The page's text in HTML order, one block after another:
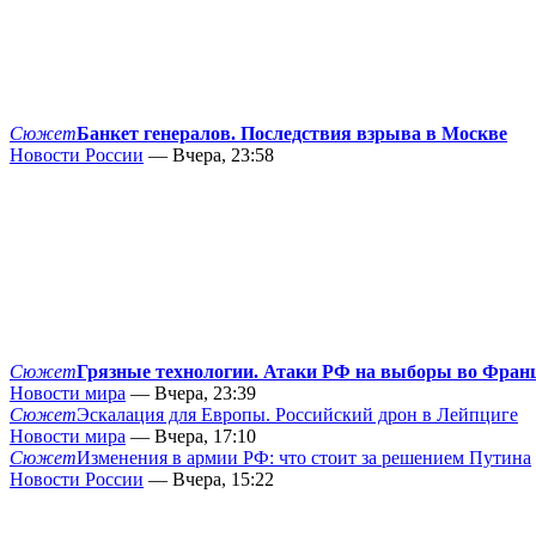
СюжетБанкет генералов. Последствия взрыва в Москве
Новости России — Вчера, 23:58
СюжетГрязные технологии. Атаки РФ на выборы во
Новости мира — Вчера, 23:39
СюжетЭскалация для Европы. Российский дрон в Лейпциге
Новости мира — Вчера, 17:10
СюжетИзменения в армии РФ: что стоит за решением Путина
Новости России — Вчера, 15:22